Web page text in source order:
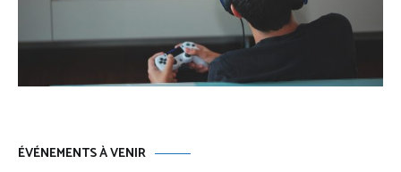
ÉVÉNEMENTS À VENIR